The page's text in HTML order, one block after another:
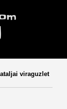
viraguzlet